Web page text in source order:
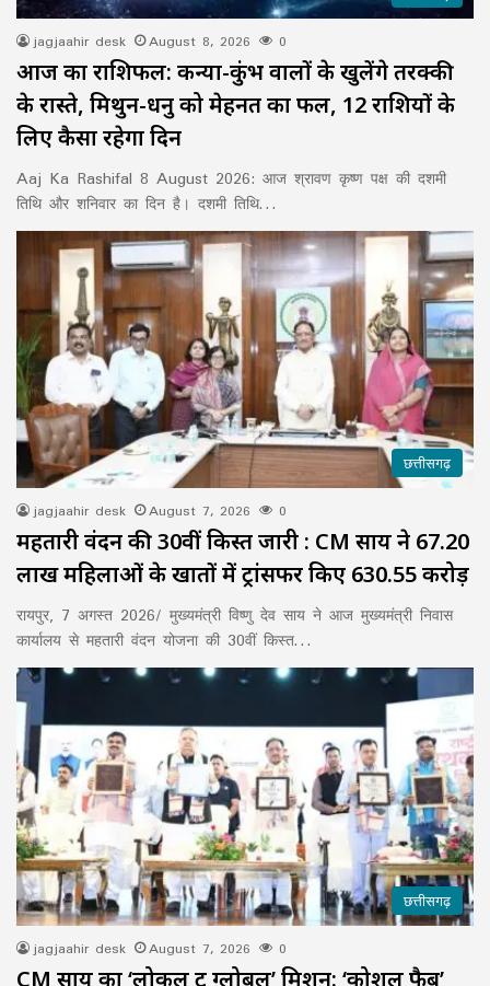
jagjaahir desk August 8, 2026 0
आज का राशिफल: कन्या-कुंभ वालों के खुलेंगे तरक्की
के रास्ते, मिथुन-धनु को मेहनत का फल, 12 राशियों के
लिए कैसा रहेगा दिन
Aaj Ka Rashifal 8 August 2026: आज श्रावण कृष्ण पक्ष की दशमी
तिथि और शनिवार का दिन है। दशमी तिथि…
छत्तीसगढ़
jagjaahir desk August 7, 2026 0
महतारी वंदन की 30वीं किस्त जारी : CM साय ने 67.20
लाख महिलाओं के खातों में ट्रांसफर किए ₹630.55 करोड़
रायपुर, 7 अगस्त 2026/ मुख्यमंत्री विष्णु देव साय ने आज मुख्यमंत्री निवास
कार्यालय से महतारी वंदन योजना की 30वीं किस्त…
छत्तीसगढ़
jagjaahir desk August 7, 2026 0
CM साय का ‘लोकल टू ग्लोबल’ मिशन: ‘कोशल फैब’